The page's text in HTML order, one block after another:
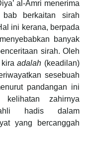
al-Amri menerima
berkaitan sirah
ini kerana, berpada
banyak
sirah. Oleh
kiraadalah (keadilan)
sesebuah
pandangan ini
zahirnya
hadis dalam
yang bercanggah